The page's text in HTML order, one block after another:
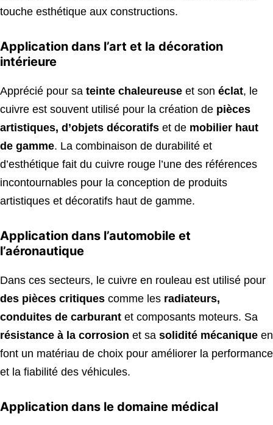
touche esthétique aux constructions.
Application dans l’art et la décoration
intérieure
Apprécié pour sa teinte chaleureuse et son éclat, le
cuivre est souvent utilisé pour la création de pièces
artistiques, d’objets décoratifs et de mobilier haut
de gamme. La combinaison de durabilité et
d’esthétique fait du cuivre rouge l’une des références
incontournables pour la conception de produits
artistiques et décoratifs haut de gamme.
Application dans l’automobile et
l’aéronautique
Dans ces secteurs, le cuivre en rouleau est utilisé pour
des pièces critiques comme les radiateurs,
conduites de carburant et composants moteurs. Sa
résistance à la corrosion et sa solidité mécanique en
font un matériau de choix pour améliorer la performance
et la fiabilité des véhicules.
Application dans le domaine médical